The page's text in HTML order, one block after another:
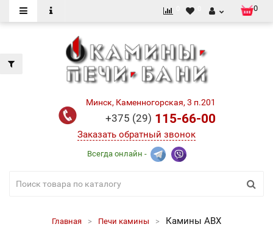
0
Минск, Каменногорская, 3 п.201
+375 (29) 115-66-00
Заказать обратный звонок
Всегда онлайн -
Главная Печи камины Камины ABX